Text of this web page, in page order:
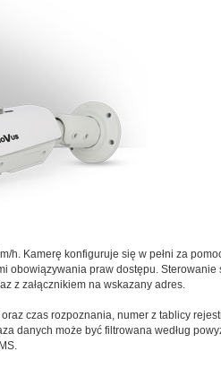
Kamerę konfiguruje się w pełni za
obowiązywania praw dostępu.
z załącznikiem na wskazany adres.
czas rozpoznania, numer z tablicy
danych może być filtrowana według